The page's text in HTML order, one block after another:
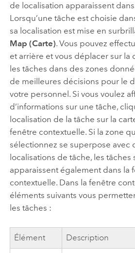
de localisation apparaissent
Lorsqu’une tâche est choisie
sa localisation est mise en
Map (Carte). Vous pouvez
et arrière et vous déplacer sur la
les tâches dans des zones
de meilleures décisions pour le
votre personnel. Si vous voulez
d’informations sur une tâche,
localisation de la tâche sur la
fenêtre contextuelle. Si la zone
sélectionnez se superpose avec
localisations de tâche, les
apparaissent également dans la
contextuelle. Dans la fenêtre
éléments suivants vous
les tâches :
Élément Description